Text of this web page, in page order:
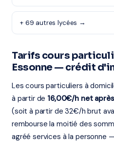
+ 69 autres lycées →
Tarifs cours
Essonne — crédit
Les cours particuliers à
à partir de 16,00€/h net
(soit à partir de 32€/h brut
rembourse la moitié des
agréé services à la personne